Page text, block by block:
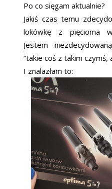
Po co sięgam aktualnie?
Jakiś czas temu
lokówkę z pięcioma
Jestem
“takie coś z takim czymś,
I znalazłam to: